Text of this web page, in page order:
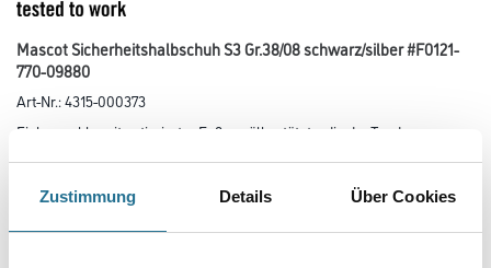
Zustimmung Details Über Cookies
Mascot Sicherheitshalbschuh S3 Gr.38/08 schwarz/silber #F0121-
770-09880
Art-Nr.:4315-000373
Einlegesohle mit optimierter Fußgewölbestützte, die der Tendenz zum
aus Komposit und somit frei von Metallen. Komposit
leitet weder Kälte noch Hitze und Zehenschutzkappen aus Komposit
bieten daher extra Komfort sowohl in warmen als auch in kalten